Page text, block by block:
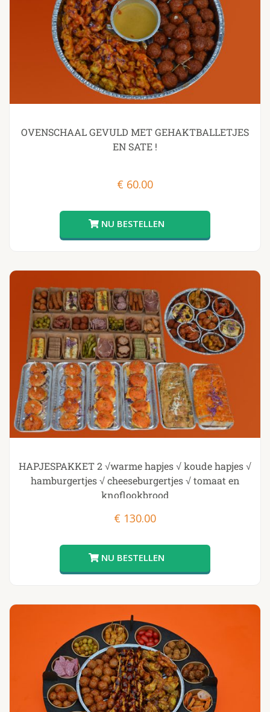
OVENSCHAAL GEVULD MET GEHAKTBALLETJES
EN SATE !
€ 60.00
HAPJESPAKKET 2 √warme hapjes √ koude hapjes √
hamburgertjes √ cheeseburgertjes √ tomaat en
knoflookbrood
€ 130.00